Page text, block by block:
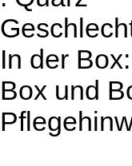
In der
Box und